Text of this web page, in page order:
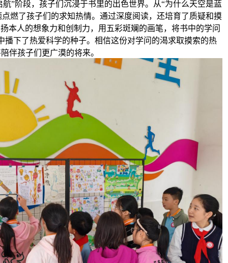
”阶段，孩子们沉浸于书里的出色世界。从“为什么天空是蓝
燃了孩子们的求知热情。通过深度阅读，还培育了质疑和摸
本人的想象力和创制力，用五彩斑斓的画笔，将书中的学问
下了热爱科学的种子。相信这份对学问的渴求取摸索的热
伴孩子们更广漠的将来。